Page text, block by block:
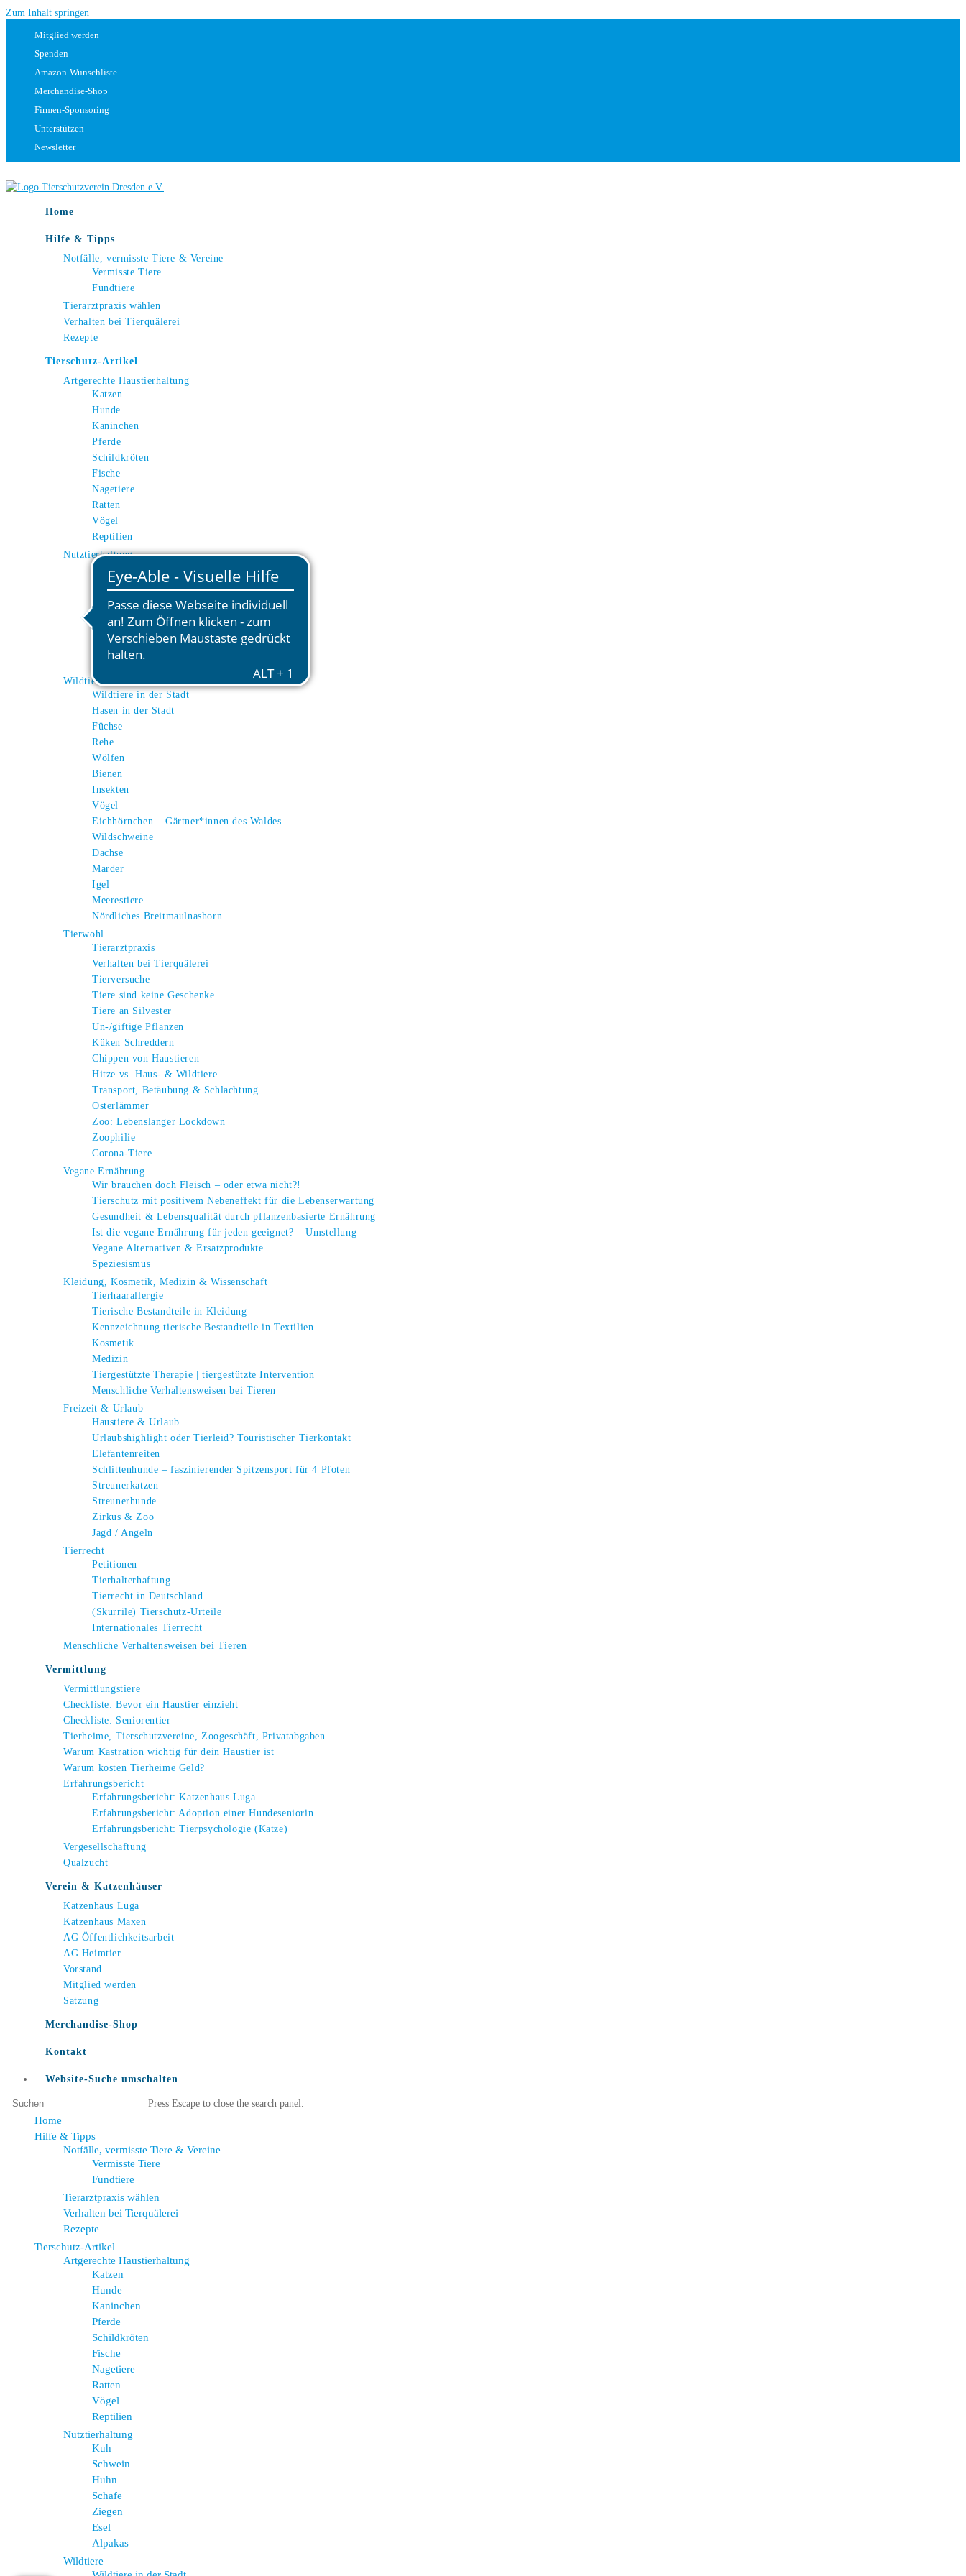
Zum Inhalt springen
Mitglied werden
Spenden
Amazon-Wunschliste
Merchandise-Shop
Firmen-Sponsoring
Unterstützen
Newsletter
Home
Hilfe & Tipps
Notfälle, vermisste Tiere & Vereine
Vermisste Tiere
Fundtiere
Tierarztpraxis wählen
Verhalten bei Tierquälerei
Rezepte
Tierschutz-Artikel
Artgerechte Haustierhaltung
Katzen
Hunde
Kaninchen
Pferde
Schildkröten
Fische
Nagetiere
Ratten
Vögel
Reptilien
Nutztierhaltung
Kuh
Schwein
Huhn
Schafe
Ziegen
Esel
Wildtiere
Wildtiere in der Stadt
Hasen in der Stadt
Füchse
Rehe
Wölfen
Bienen
Insekten
Vögel
Eichhörnchen – Gärtner*innen des Waldes
Wildschweine
Dachse
Marder
Igel
Meerestiere
Nördliches Breitmaulnashorn
Tierwohl
Tierarztpraxis
Verhalten bei Tierquälerei
Tierversuche
Tiere sind keine Geschenke
Tiere an Silvester
Un-/giftige Pflanzen
Küken Schreddern
Chippen von Haustieren
Hitze vs. Haus- & Wildtiere
Transport, Betäubung & Schlachtung
Osterlämmer
Zoo: Lebenslanger Lockdown
Zoophilie
Corona-Tiere
Vegane Ernährung
Wir brauchen doch Fleisch – oder etwa nicht?!
Tierschutz mit positivem Nebeneffekt für die Lebenserwartung
Gesundheit & Lebensqualität durch pflanzenbasierte Ernährung
Ist die vegane Ernährung für jeden geeignet? – Umstellung
Vegane Alternativen & Ersatzprodukte
Speziesismus
Kleidung, Kosmetik, Medizin & Wissenschaft
Tierhaarallergie
Tierische Bestandteile in Kleidung
Kennzeichnung tierische Bestandteile in Textilien
Kosmetik
Medizin
Tiergestützte Therapie | tiergestützte Intervention
Menschliche Verhaltensweisen bei Tieren
Freizeit & Urlaub
Haustiere & Urlaub
Urlaubshighlight oder Tierleid? Touristischer Tierkontakt
Elefantenreiten
Schlittenhunde – faszinierender Spitzensport für 4 Pfoten
Streunerkatzen
Streunerhunde
Zirkus & Zoo
Jagd / Angeln
Tierrecht
Petitionen
Tierhalterhaftung
Tierrecht in Deutschland
(Skurrile) Tierschutz-Urteile
Internationales Tierrecht
Menschliche Verhaltensweisen bei Tieren
Vermittlung
Vermittlungstiere
Checkliste: Bevor ein Haustier einzieht
Checkliste: Seniorentier
Tierheime, Tierschutzvereine, Zoogeschäft, Privatabgaben
Warum Kastration wichtig für dein Haustier ist
Warum kosten Tierheime Geld?
Erfahrungsbericht
Erfahrungsbericht: Katzenhaus Luga
Erfahrungsbericht: Adoption einer Hundeseniorin
Erfahrungsbericht: Tierpsychologie (Katze)
Vergesellschaftung
Qualzucht
Verein & Katzenhäuser
Katzenhaus Luga
Katzenhaus Maxen
AG Öffentlichkeitsarbeit
AG Heimtier
Vorstand
Mitglied werden
Satzung
Merchandise-Shop
Kontakt
Website-Suche umschalten
Press Escape to close the search panel.
Home
Hilfe & Tipps
Notfälle, vermisste Tiere & Vereine
Vermisste Tiere
Fundtiere
Tierarztpraxis wählen
Verhalten bei Tierquälerei
Rezepte
Tierschutz-Artikel
Artgerechte Haustierhaltung
Katzen
Hunde
Kaninchen
Pferde
Schildkröten
Fische
Nagetiere
Ratten
Vögel
Reptilien
Nutztierhaltung
Kuh
Schwein
Huhn
Schafe
Ziegen
Esel
Alpakas
Wildtiere